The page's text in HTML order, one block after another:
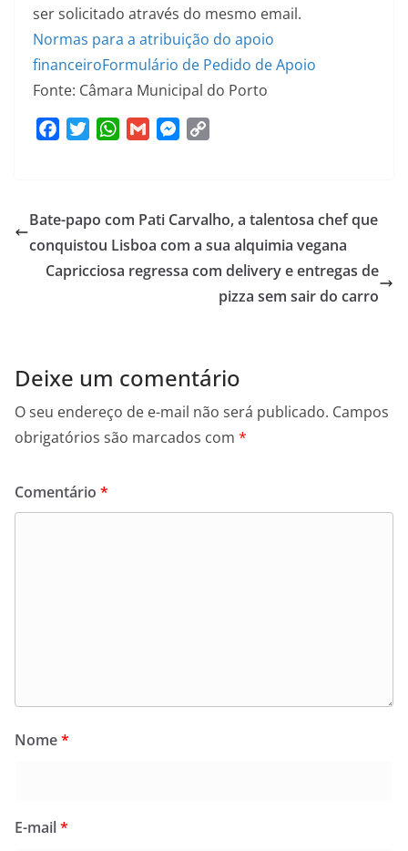
ser solicitado através do mesmo email.
Normas para a atribuição do apoio
financeiroFormulário de Pedido de Apoio
Fonte: Câmara Municipal do Porto
b
o
o
t
e
r
W
s
A
p
l
M
e
n
g
L
i
n
Bate-papo com Pati Carvalho, a talentosa chef que
conquistou Lisboa com a sua alquimia vegana
Capricciosa regressa com delivery e entregas de
pizza sem sair do carro
Deixe um comentário
O seu endereço de e-mail não será publicado. Campos
obrigatórios são marcados com *
Comentário *
Nome*
E-mail*